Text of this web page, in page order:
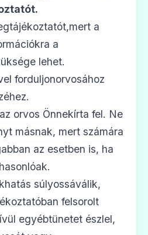
🩹
50 mg végbélkúp
🩹
a
a
lehet.
forduljonorvosához
orvos Önnekírta fel. Ne
másnak, mert számára
az esetben is, ha
súlyossáválik,
felsorolt
egyébtünetet észlel,